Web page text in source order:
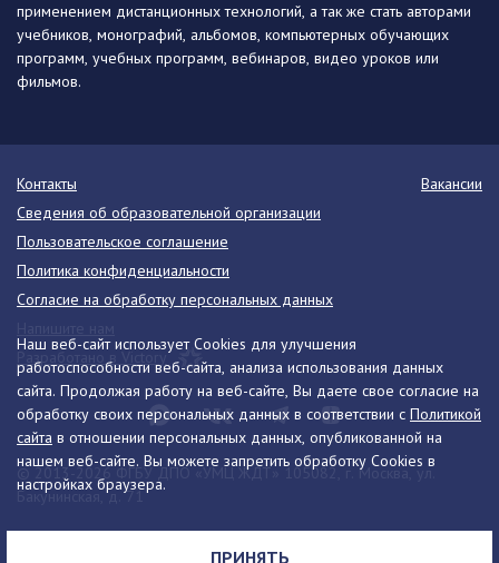
Наш веб-сайт использует Cookies для улучшения
работоспособности веб-сайта, анализа использования данных
сайта. Продолжая работу на веб-сайте, Вы даете свое согласие на
обработку своих персональных данных в соответствии с Политикой
сайта в отношении персональных данных, опубликованной на
нашем веб-сайте. Вы можете запретить обработку Cookies в
настройках браузера.
ПРИНЯТЬ
применением дистанционных технологий, а так же стать авторами
учебников, монографий, альбомов, компьютерных обучающих
программ, учебных программ, вебинаров, видео уроков или
фильмов.
© 2013-2026 ФГБУ ДПО «УМЦ ЖДТ» 105082, г. Москва, ул.
Бакунинская, д. 71
Телефон:8 (495) 739-00-30 info@umczdt.ru схема проезда
Контакты
Вакансии
Сведения об образовательной организации
Пользовательское соглашение
Политика конфиденциальности
Согласие на обработку персональных данных
Разработано в Victory